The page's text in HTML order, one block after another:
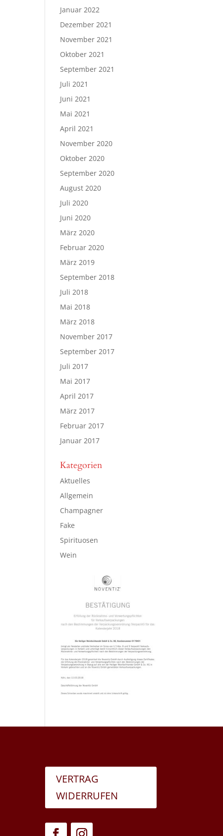
Januar 2022
Dezember 2021
November 2021
Oktober 2021
September 2021
Juli 2021
Juni 2021
Mai 2021
April 2021
November 2020
Oktober 2020
September 2020
August 2020
Juli 2020
Juni 2020
März 2020
Februar 2020
März 2019
September 2018
Juli 2018
Mai 2018
März 2018
November 2017
September 2017
Juli 2017
Mai 2017
April 2017
März 2017
Februar 2017
Januar 2017
Kategorien
Aktuelles
Allgemein
Champagner
Fake
Spirituosen
Wein
VERTRAG
WIDERRUFEN